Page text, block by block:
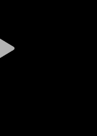
Play